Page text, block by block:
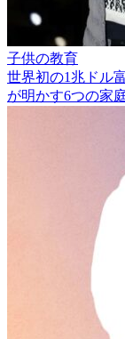
子供の教育
世界初の1兆ドル
が明かす6つの家